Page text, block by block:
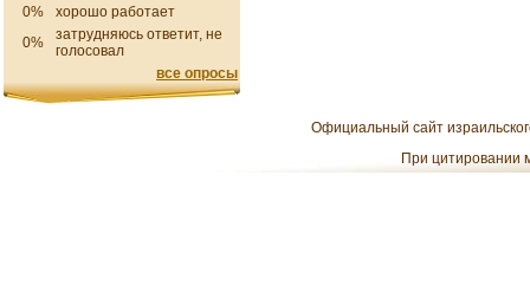
0%
хорошо работает
0%
затрудняюсь ответит, не
голосовал
все опросы
Официальный сайт
При цитировании